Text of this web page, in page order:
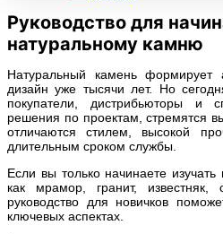
Руководство для
натуральному камню
Натуральный камень формирует
дизайн уже тысячи лет. Но
покупатели, дистрибьюторы и
решения по проектам, стремятся
отличаются стилем, высокой
длительным сроком службы.
Если вы только начинаете
как мрамор, гранит,
руководство для новичков
ключевых аспектах.